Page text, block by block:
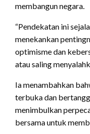
membangun negara.
“Pendekatan ini
menekankan
optimisme dan
atau saling
Ia menambahkan
terbuka dan
menimbulkan
bersama untuk